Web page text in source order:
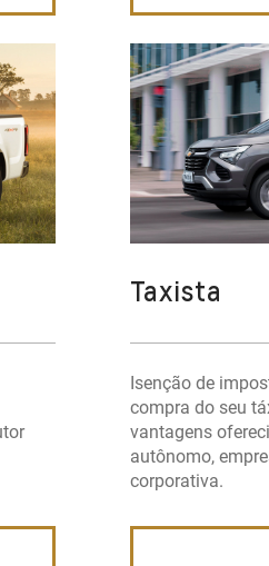
Taxista
Isenção de
compra do seu
vantagens
autônomo,
corporativa.